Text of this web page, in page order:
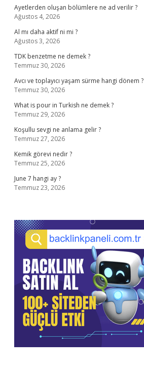
Ayetlerden oluşan bölümlere ne ad verilir ?
Ağustos 4, 2026
Al mı daha aktif ni mi ?
Ağustos 3, 2026
TDK benzetme ne demek ?
Temmuz 30, 2026
Avcı ve toplayıcı yaşam sürme hangi dönem ?
Temmuz 30, 2026
What is pour in Turkish ne demek ?
Temmuz 29, 2026
Koşullu sevgi ne anlama gelir ?
Temmuz 27, 2026
Kemik görevi nedir ?
Temmuz 25, 2026
June 7 hangi ay ?
Temmuz 23, 2026